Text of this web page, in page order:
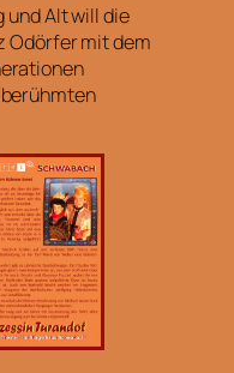
und Alt will die
Odörfer mit dem